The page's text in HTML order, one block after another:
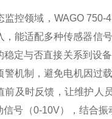
监控领域，WAGO
，能适配多种传感器信
稳定与否直接关系到设
警机制，避免电机因过
前及时反馈，让维护人
号（0-10V），结合